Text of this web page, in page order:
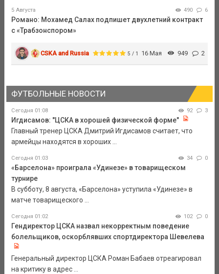
5 Августа 490 6
Романо: Мохамед Салах подпишет двухлетний контракт
с «Трабзонспором»
CSKA and Russia 5 / 1 16 Мая 949 2
ФУТБОЛЬНЫЕ НОВОСТИ
Сегодня 01:08 92 3
Игдисамов: "ЦСКА в хорошей физической форме"
Главный тренер ЦСКА Дмитрий Игдисамов считает, что
армейцы находятся в хороших ...
Сегодня 01:03 34 0
«Барселона» проиграла «Удинезе» в товарищеском
турнире
В субботу, 8 августа, «Барселона» уступила «Удинезе» в
матче товарищеского ...
Сегодня 01:02 102 0
Гендиректор ЦСКА назвал некорректным поведение
болельщиков, оскорблявших спортдиректора Шевелева
Генеральный директор ЦСКА Роман Бабаев отреагировал
на критику в адрес ...